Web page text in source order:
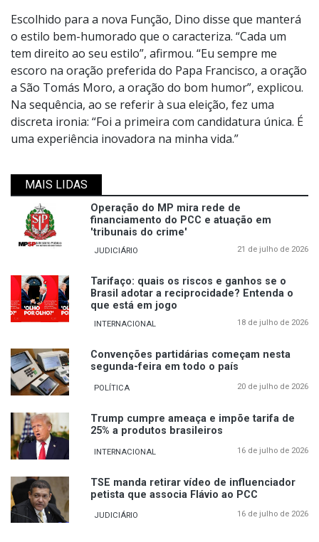
Escolhido para a nova Função, Dino disse que manterá
o estilo bem-humorado que o caracteriza. “Cada um
tem direito ao seu estilo”, afirmou. “Eu sempre me
escoro na oração preferida do Papa Francisco, a oração
a São Tomás Moro, a oração do bom humor”, explicou.
Na sequência, ao se referir à sua eleição, fez uma
discreta ironia: “Foi a primeira com candidatura única. É
uma experiência inovadora na minha vida.”
MAIS LIDAS
Operação do MP mira rede de
financiamento do PCC e atuação em
'tribunais do crime'
JUDICIÁRIO 21 de julho de 2026
Tarifaço: quais os riscos e ganhos se o
Brasil adotar a reciprocidade? Entenda o
que está em jogo
INTERNACIONAL 18 de julho de 2026
Convenções partidárias começam nesta
segunda-feira em todo o país
POLÍTICA 20 de julho de 2026
Trump cumpre ameaça e impõe tarifa de
25% a produtos brasileiros
INTERNACIONAL 16 de julho de 2026
TSE manda retirar vídeo de influenciador
petista que associa Flávio ao PCC
JUDICIÁRIO 16 de julho de 2026